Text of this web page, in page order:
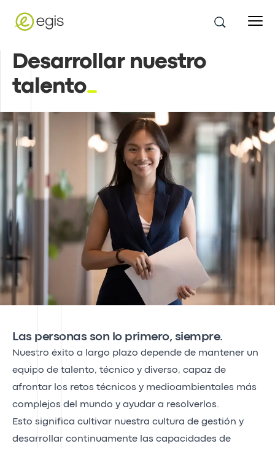
Desarrollar nuestro
talento
Las personas son lo primero, siempre.
Nuestro éxito a largo plazo depende de mantener un
equipo de talento, técnico y diverso, capaz de
afrontar los retos técnicos y medioambientales más
complejos del mundo y ayudar a resolverlos.
Esto significa cultivar nuestra cultura de gestión y
desarrollar continuamente las capacidades de